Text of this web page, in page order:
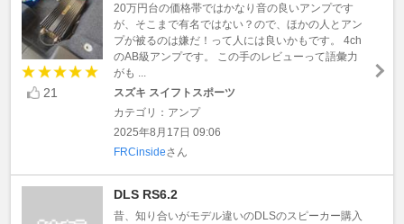
21
20万円台の価格帯ではかなり音の良いアンプです
が、そこまで有名ではない？ので、ほかの人とアン
プが被るのは嫌だ！って人には良いかもです。 4ch
のAB級アンプです。 この手のレビューって語彙力
がも ...
スズキ スイフトスポーツ
カテゴリ：アンプ
2025年8月17日 09:06
FRCinsideさん
DLS RS6.2
昔、知り合いがモデル違いのDLSのスピーカー購入